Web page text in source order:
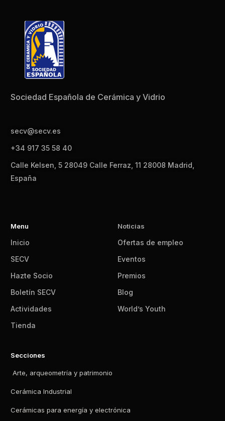
Sociedad Española de Cerámica y Vidrio
secv@secv.es
+34 917 35 58 40
Calle Kelsen, 5 28049 Calle Ferraz, 11 28008 Madrid,
España
Menu
Inicio
SECV
Hazte Socio
Boletín SECV
Actividades
Tienda
Noticias
Ofertas de empleo
Eventos
Premios
Blog
World’s Youth
Secciones
Arte, arqueometría y patrimonio
Cerámica Industrial
Cerámicas para energía y electrónica